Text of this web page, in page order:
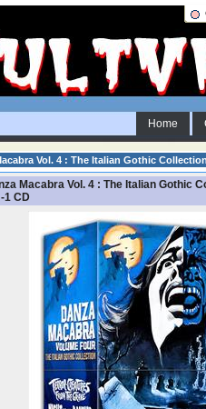
Home
Vol. 4 : The Italian Gothic
Macabra Vol. 4 : The Italian Gothic
1 CD